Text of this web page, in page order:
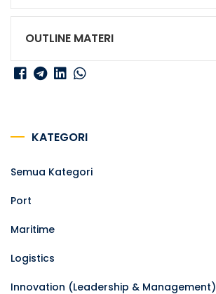
OUTLINE MATERI
KATEGORI
Semua Kategori
Port
Maritime
Logistics
Innovation (Leadership & Management)